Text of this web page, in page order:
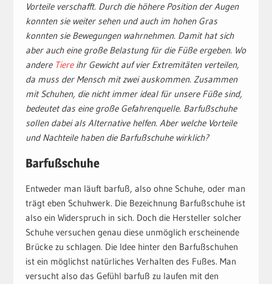
Vorteile verschafft. Durch die höhere Position der Augen
konnten sie weiter sehen und auch im hohen Gras
konnten sie Bewegungen wahrnehmen. Damit hat sich
aber auch eine große Belastung für die Füße ergeben. Wo
andere Tiereihr Gewicht auf vier Extremitäten verteilen,
da muss der Mensch mit zwei auskommen. Zusammen
mit Schuhen, die nicht immer ideal für unsere Füße sind,
bedeutet das eine große Gefahrenquelle. Barfußschuhe
sollen dabei als Alternative helfen. Aber welche Vorteile
und Nachteile haben die Barfußschuhe wirklich?
Barfußschuhe
Entweder man läuft barfuß, also ohne Schuhe, oder man
trägt eben Schuhwerk. Die Bezeichnung Barfußschuhe ist
also ein Widerspruch in sich. Doch die Hersteller solcher
Schuhe versuchen genau diese unmöglich erscheinende
Brücke zu schlagen. Die Idee hinter den Barfußschuhen
ist ein möglichst natürliches Verhalten des Fußes. Man
versucht also das Gefühl barfuß zu laufen mit den